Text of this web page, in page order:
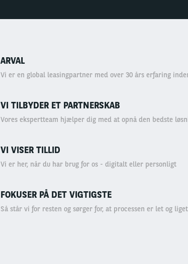
ARVAL
Vi er en global leasingpartner med over 30 års erfaring
VI TILBYDER ET PARTNERSKAB
Vores ekspertteam hjælper dig med at opnå den bedste
VI VISER TILLID
Vi er her, når du har brug for os - digitalt eller personligt
FOKUSER PÅ DET VIGTIGSTE
Så står vi for resten og sørger for, at processen er let og